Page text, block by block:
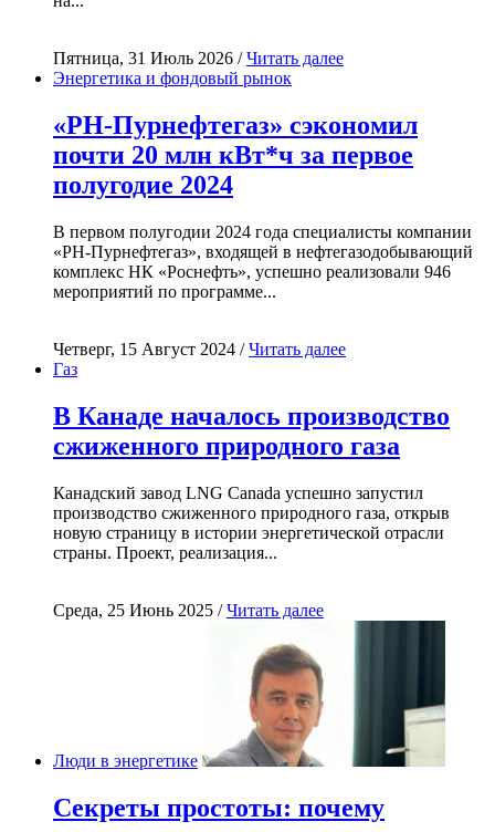
Пятница, 31 Июль 2026 /Читать далее
Энергетика и фондовый рынок
«РН-Пурнефтегаз» сэкономил
почти 20 млн кВт*ч за первое
полугодие 2024
В первом полугодии 2024 года специалисты компании
«РН-Пурнефтегаз», входящей в нефтегазодобывающий
комплекс НК «Роснефть», успешно реализовали 946
мероприятий по программе...
Четверг, 15 Август 2024 /Читать далее
Газ
В Канаде началось производство
сжиженного природного газа
Канадский завод LNG Canada успешно запустил
производство сжиженного природного газа, открыв
новую страницу в истории энергетической отрасли
страны. Проект, реализация...
Среда, 25 Июнь 2025 /Читать далее
Люди в энергетике
Секреты простоты: почему